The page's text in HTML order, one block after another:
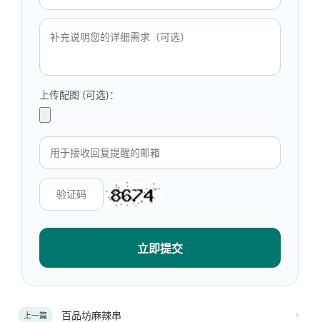
上传配图 (可选)：
立即提交
上一篇 百品坊麻辣串